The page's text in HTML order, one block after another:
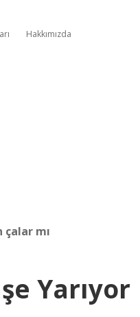
Hakkımızda
çalar mı
Yarıyor